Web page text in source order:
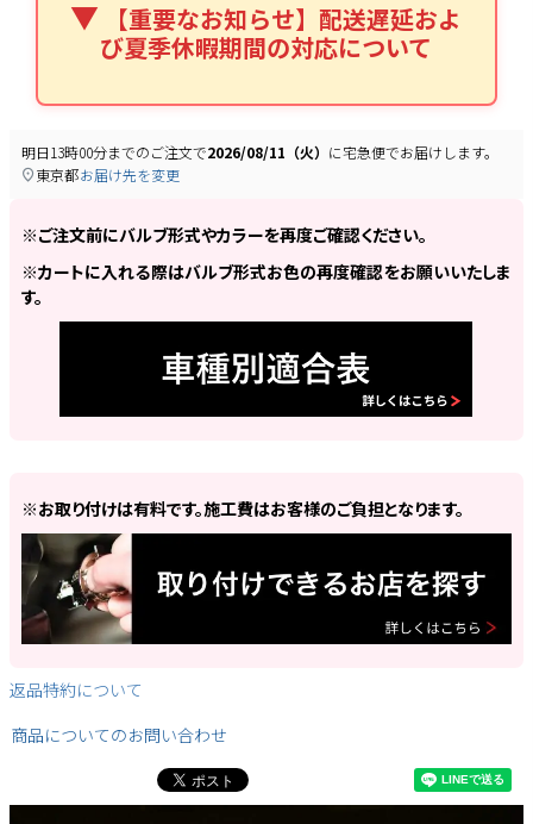
【重要なお知らせ】配送遅延およ
び夏季休暇期間の対応について
明日13時00分までのご注文で2026/08/11（火） に宅急便でお届けします。
東京都お届け先を変更
※ご注文前にバルブ形式やカラーを再度ご確認ください。
※カートに入れる際はバルブ形式お色の再度確認をお願いいたしま
す。
※お取り付けは有料です。施工費はお客様のご負担となります。
返品特約について
商品についてのお問い合わせ